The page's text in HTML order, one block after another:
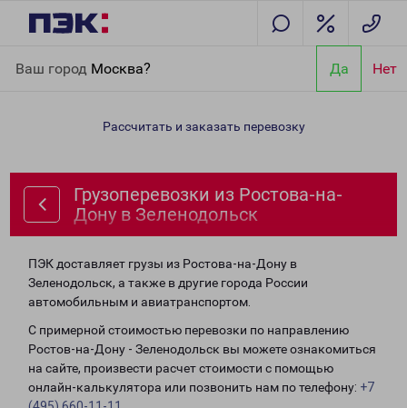
Ваш город Москва? Да Нет
Зеленодольск
Рассчитать и заказать перевозку
Грузоперевозки из Ростова-на-
Дону в Зеленодольск
ПЭК доставляет грузы из Ростова-на-Дону в
Зеленодольск, а также в другие города России
автомобильным и авиатранспортом.
С примерной стоимостью перевозки по направлению
Ростов-на-Дону - Зеленодольск вы можете ознакомиться
на сайте, произвести расчет стоимости с помощью
онлайн-калькулятора или позвонить нам по телефону: +7